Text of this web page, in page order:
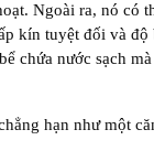
Ngoài ra, nó có
kín tuyệt đối và độ
chứa nước sạch
hạn như một